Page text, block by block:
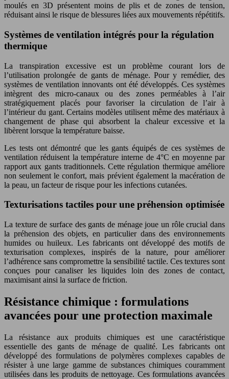
moulés en 3D présentent moins de plis et de zones de tension,
réduisant ainsi le risque de blessures liées aux mouvements répétitifs.
Systèmes de ventilation intégrés pour la régulation
thermique
La transpiration excessive est un problème courant lors de
l’utilisation prolongée de gants de ménage. Pour y remédier, des
systèmes de ventilation innovants ont été développés. Ces systèmes
intègrent des micro-canaux ou des zones perméables à l’air
stratégiquement placés pour favoriser la circulation de l’air à
l’intérieur du gant. Certains modèles utilisent même des matériaux à
changement de phase qui absorbent la chaleur excessive et la
libèrent lorsque la température baisse.
Les tests ont démontré que les gants équipés de ces systèmes de
ventilation réduisent la température interne de 4°C en moyenne par
rapport aux gants traditionnels. Cette régulation thermique améliore
non seulement le confort, mais prévient également la macération de
la peau, un facteur de risque pour les infections cutanées.
Texturisations tactiles pour une préhension optimisée
La texture de surface des gants de ménage joue un rôle crucial dans
la préhension des objets, en particulier dans des environnements
humides ou huileux. Les fabricants ont développé des motifs de
texturisation complexes, inspirés de la nature, pour améliorer
l’adhérence sans compromettre la sensibilité tactile. Ces textures sont
conçues pour canaliser les liquides loin des zones de contact,
maximisant ainsi la surface de friction.
Résistance chimique : formulations
avancées pour une protection maximale
La résistance aux produits chimiques est une caractéristique
essentielle des gants de ménage de qualité. Les fabricants ont
développé des formulations de polymères complexes capables de
résister à une large gamme de substances chimiques couramment
utilisées dans les produits de nettoyage. Ces formulations avancées